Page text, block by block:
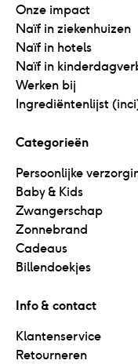
Onze impact
Naïf in ziekenhuizen
Naïf in hotels
Naïf in
Werken bij
Ingrediëntenlijst
Categorieën
Persoonlijke
Baby & Kids
Zwangerschap
Zonnebrand
Cadeaus
Billendoekjes
Info & contact
Klantenservice
Retourneren